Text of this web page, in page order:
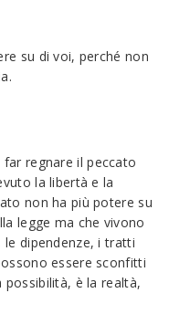
su di voi, perché non
regnare il peccato
la libertà e la
non ha più potere su
legge ma che vivono
dipendenze, i tratti
essere sconfitti
possibilità, è la realtà,